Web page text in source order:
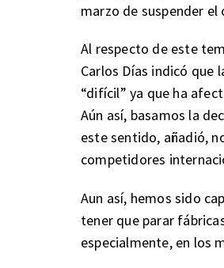
marzo de suspender el
Al respecto de este
Carlos Días indicó que
“difícil” ya que ha
Aún así, basamos la
este sentido, añadió,
competidores
Aun así, hemos sido
tener que parar
especialmente, en los